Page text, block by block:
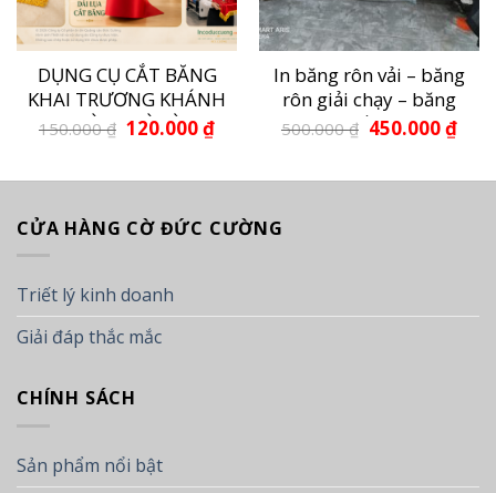
DỤNG CỤ CẮT BĂNG
KHAI TRƯƠNG KHÁNH
THÀNH LÀ GÌ ?
150.000₫ Giá
gốc
120.000₫Giá
120.000 ₫.
In băng rôn vải – băng
rôn giải chạy – băng
rôn về đích
500.000₫ Giá
gốc
450.000₫Giá
₫.
CỬA HÀNG CỜ ĐỨC CƯỜNG
Triết lý kinh doanh
Giải đáp thắc mắc
CHÍNH SÁCH
Sản phẩm nổi bật